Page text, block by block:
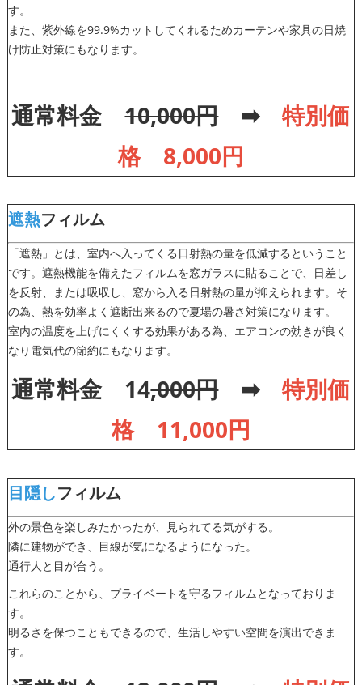
す。
また、紫外線を99.9%カットしてくれるためカーテンや家具の日焼
け防止対策にもなります。
通常料金10,000円➡特別価
格 8,000円
遮熱フィルム
「遮熱」とは、室内へ入ってくる日射熱の量を低減するということ
です。遮熱機能を備えたフィルムを窓ガラスに貼ることで、日差し
を反射、または吸収し、窓から入る日射熱の量が抑えられます。そ
の為、熱を効率よく遮断出来るので夏場の暑さ対策になります。
室内の温度を上げにくくする効果がある為、エアコンの効きが良く
なり電気代の節約にもなります。
通常料金 14,000円➡
特別価
格 11,000円
目隠しフィルム
外の景色を楽しみたかったが、見られてる気がする。
隣に建物ができ、目線が気になるようになった。
通行人と目が合う。
これらのことから、プライベートを守るフィルムとなっておりま
す。
明るさを保つこともできるので、生活しやすい空間を演出できま
す。